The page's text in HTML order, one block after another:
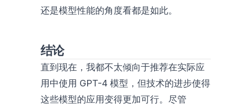
还是模型性能的角度看都是如此。
结论
直到现在，我都不太倾向于推荐在实际应
用中使用 GPT-4 模型，但技术的进步使得
这些模型的应用变得更加可行。尽管